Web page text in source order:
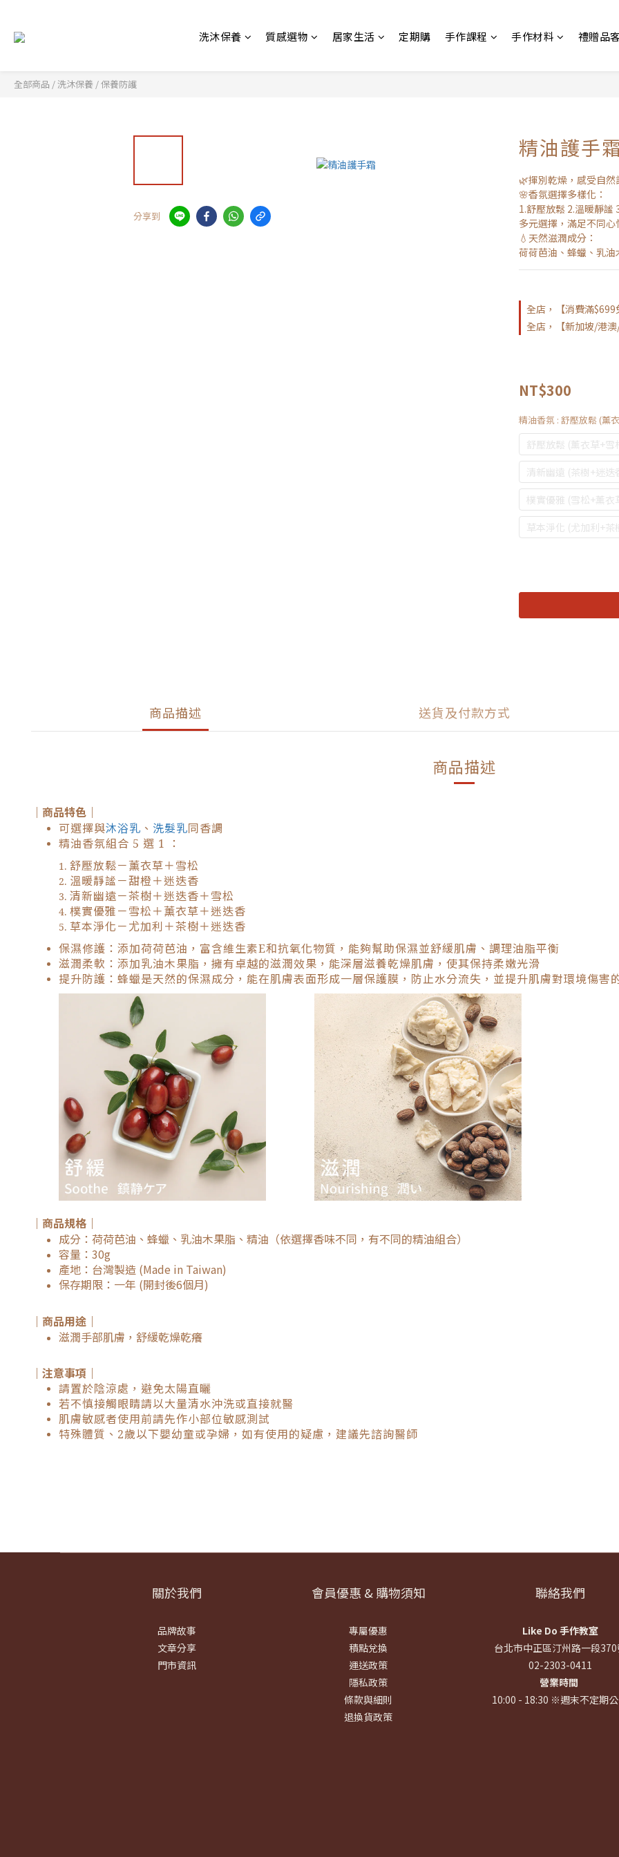
洗沐保養 質感選物 居家生活 定期購 手作課程 手作材料 禮贈品
全部商品 /洗沐保養 /保養防護
分享到
精油護手
🌿揮別乾燥，感受自然
🌸香氛選擇多樣化：
1.舒壓放鬆 2.溫暖靜謐
多元選擇，滿足不同
💧天然滋潤成分：
荷荷芭油、蜂蠟、乳
全店，【消費滿$699
全店，【新加坡/港
NT$300
精油香氛 : 舒壓放鬆 (薰
舒壓放鬆 (薰衣草+雪
清新幽遠 (茶樹+迷迭
樸實優雅 (雪松+薰衣
草本淨化 (尤加利+茶
商品描述 送貨及付款方式
商品描述
｜商品特色｜
可選擇與沐浴乳 、 洗髮乳同香調
精油香氛組合 5 選 1 ：
舒壓放鬆－薰衣草＋雪松
溫暖靜謐－甜橙＋迷迭香
清新幽遠－茶樹＋迷迭香＋雪松
樸實優雅－雪松＋薰衣草＋迷迭香
草本淨化－尤加利＋茶樹＋迷迭香
保濕修護：添加荷荷芭油，富含維生素E和抗氧化物質，能夠幫助保濕並舒緩肌膚、調理油脂平衡
滋潤柔軟：添加乳油木果脂，擁有卓越的滋潤效果，能深層滋養乾燥肌膚，使其保持柔嫩光滑
提升防護：蜂蠟是天然的保濕成分，能在肌膚表面形成一層保護膜，防止水分流失，並提升肌膚對環境傷害
｜商品規格｜
成分：荷荷芭油、蜂蠟、乳油木果脂、精油（依選擇香味不同，有不同的精油組合）
容量：30g
產地：台灣製造 (Made in Taiwan)
保存期限：一年 (開封後6個月)
｜商品用途｜
滋潤手部肌膚，舒緩乾燥乾癢
｜注意事項｜
請置於陰涼處，避免太陽直曬
若不慎接觸眼睛請以大量清水沖洗或直接就醫
肌膚敏感者使用前請先作小部位敏感測試
特殊體質、2歲以下嬰幼童或孕婦，如有使用的疑慮，建議先諮詢醫師
關於我們
品牌故事
文章分享
門市資訊
會員優惠 & 購物須知
專屬優惠
積點兌換
運送政策
隱私政策
條款與細則
退換貨政策
聯絡我們
Like Do 手作教室
台北市中正區汀州路一段
02-2303-0411
營業時間
10:00 - 18:30 ※週末不定期